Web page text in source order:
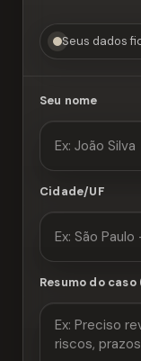
Seus dados
Seu nome
Cidade/UF
Resumo do